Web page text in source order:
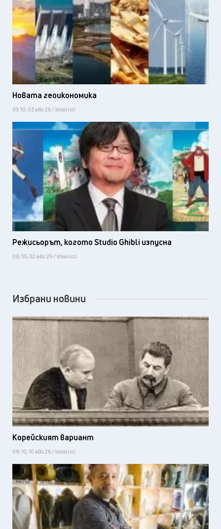
Новата геоикономика
09:10, 03 авг 26 / Idealisti
Режисьорът, когото Studio Ghibli изпусна
08:55, 02 авг 26 / Idealisti
Избрани новини
Корейският вариант
08:10, 10 авг 26 / Idealisti